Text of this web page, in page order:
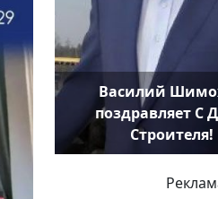
Василий
поздравляет С
Строителя!